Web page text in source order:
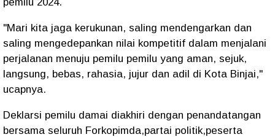
"Mari kita jaga kerukunan, saling mendengarkan dan
saling mengedepankan nilai kompetitif dalam menjalani
perjalanan menuju pemilu pemilu yang aman, sejuk,
langsung, bebas, rahasia, jujur dan adil di Kota Binjai,"
ucapnya.
Deklarsi pemilu damai diakhiri dengan penandatangan
bersama seluruh Forkopimda,partai politik,peserta